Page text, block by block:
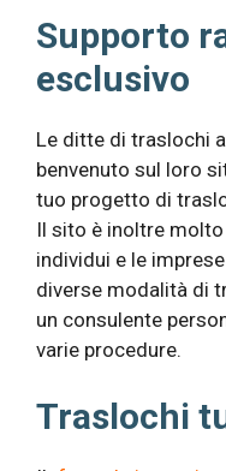
Supporto
esclusivo
Le ditte di traslochi
benvenuto sul loro
tuo progetto di
Il sito è inoltre
individui e le
diverse modalità di
un consulente
varie procedure.
Traslochi